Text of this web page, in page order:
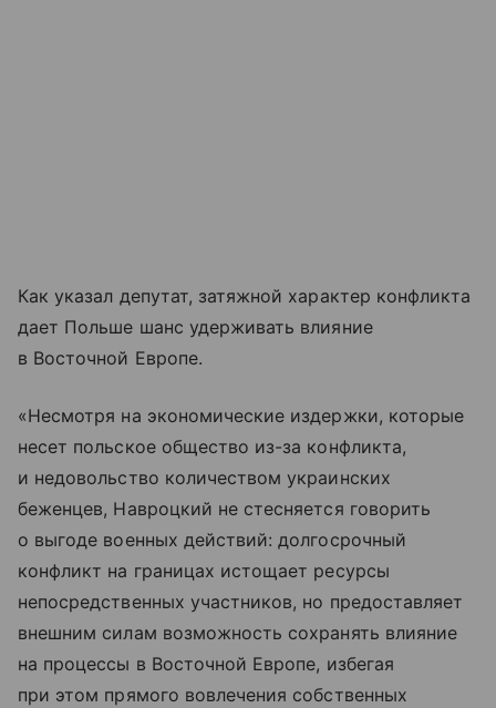
Как указал депутат, затяжной характер конфликта
дает Польше шанс удерживать влияние
в Восточной Европе.
«Несмотря на экономические издержки, которые
несет польское общество из-за конфликта,
и недовольство количеством украинских
беженцев, Навроцкий не стесняется говорить
о выгоде военных действий: долгосрочный
конфликт на границах истощает ресурсы
непосредственных участников, но предоставляет
внешним силам возможность сохранять влияние
на процессы в Восточной Европе, избегая
при этом прямого вовлечения собственных